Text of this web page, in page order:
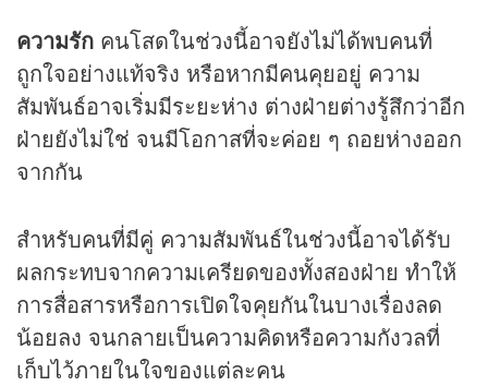
ความรัก คนโสดในช่วงนี้อาจยังไม่ได้พบคนที่
ถูกใจอย่างแท้จริง หรือหากมีคนคุยอยู่ ความ
สัมพันธ์อาจเริ่มมีระยะห่าง ต่างฝ่ายต่างรู้สึกว่าอีก
ฝ่ายยังไม่ใช่ จนมีโอกาสที่จะค่อย ๆ ถอยห่างออก
จากกัน
สำหรับคนที่มีคู่ ความสัมพันธ์ในช่วงนี้อาจได้รับ
ผลกระทบจากความเครียดของทั้งสองฝ่าย ทำให้
การสื่อสารหรือการเปิดใจคุยกันในบางเรื่องลด
น้อยลง จนกลายเป็นความคิดหรือความกังวลที่
เก็บไว้ภายในใจของแต่ละคน